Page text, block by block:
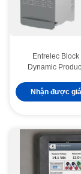
Entrelec Block
Dynamic
khối đầu cuối
Nhận được